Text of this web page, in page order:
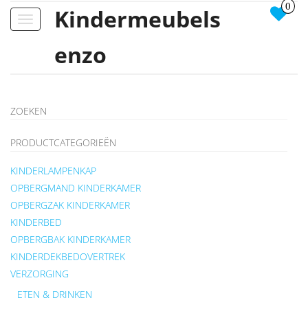
Toggle
Kindermeubels
enzo
0
ZOEKEN
PRODUCTCATEGORIEËN
KINDERLAMPENKAP
OPBERGMAND KINDERKAMER
OPBERGZAK KINDERKAMER
KINDERBED
OPBERGBAK KINDERKAMER
KINDERDEKBEDOVERTREK
VERZORGING
ETEN & DRINKEN